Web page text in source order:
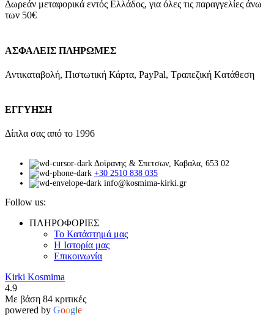
Δωρεάν μεταφορικά εντός Ελλάδος, για όλες τις παραγγελίες άνω
των 50€
ΑΣΦΑΛΕΙΣ ΠΛΗΡΩΜΕΣ
Αντικαταβολή, Πιστωτική Κάρτα, PayPal, Τραπεζική Kατάθεση
ΕΓΓΥΗΣΗ
Δίπλα σας από το 1996
Δοϊρανης & Σπετσων, Καβαλα, 653 02
+30 2510 838 035
info@kosmima-kirki.gr
Follow us:
ΠΛΗΡΟΦΟΡΙΕΣ
Το Κατάστημά μας
Η Ιστορία μας
Επικοινωνία
Kirki Kosmima
4.9
Με βάση 84 κριτικές
powered by Google